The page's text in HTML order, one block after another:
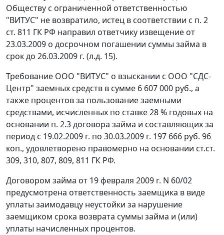
Обществу с ограниченной ответственностью
"ВИТУС" не возвратило, истец в соответствии с п. 2
ст. 811 ГК РФ направил ответчику извещение от
23.03.2009 о досрочном погашении суммы займа в
срок до 26.03.2009 г. (л.д. 15).
Требование ООО "ВИТУС" о взыскании с ООО "СДС-
Центр" заемных средств в сумме 6 607 000 руб., а
также процентов за пользование заемными
средствами, исчисленных по ставке 28 % годовых на
основании п. 2.3 договора займа и составляющих за
период с 19.02.2009 г. по 30.03.2009 г. 197 666 руб. 96
коп., удовлетворено правомерно на основании ст.ст.
309, 310, 807, 809, 811 ГК РФ.
Договором займа от 19 февраля 2009 г. N 60/02
предусмотрена ответственность заемщика в виде
уплаты заимодавцу неустойки за нарушение
заемщиком срока возврата суммы займа и (или)
уплаты начисленных процентов.